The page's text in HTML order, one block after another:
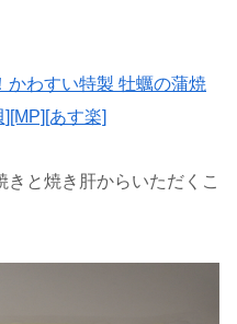
かわすい特製 牡蠣の蒲焼
あす楽]
と焼き肝からいただくこ